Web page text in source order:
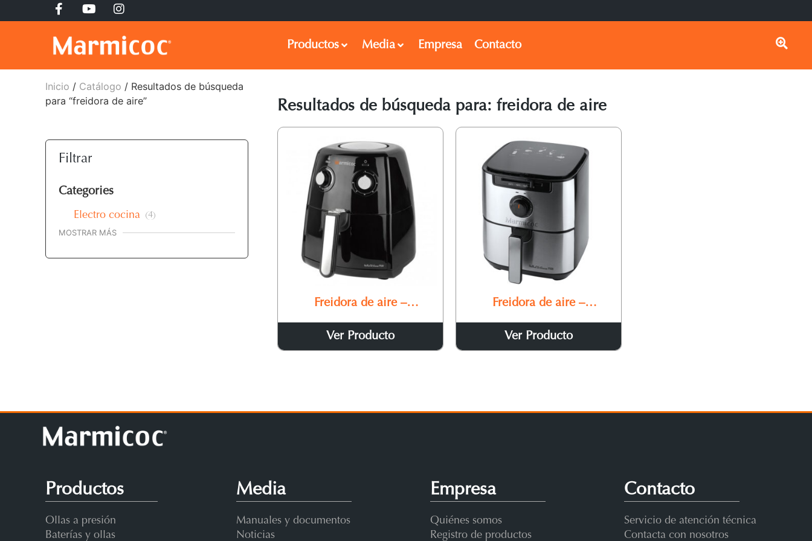
Productos Media Empresa Contacto
Inicio / Catálogo / Resultados de búsqueda
para “freidora de aire”
Filtrar
Categories
Electro cocina 4
MOSTRAR MÁS
Resultados de búsqueda para: freidora de aire
Freidora de aire –
Ver Producto
Freidora de aire –
Ver Producto
Productos
Ollas a presión
Baterías y ollas
Media
Manuales y documentos
Noticias
Empresa
Quiénes somos
Registro de productos
Contacto
Servicio de atención técnica
Contacta con nosotros